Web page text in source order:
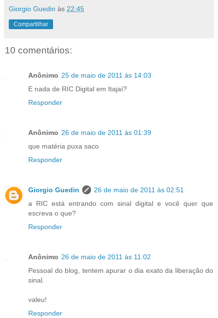
Giorgio Guedin às 22:45
Compartilhar
10 comentários:
Anônimo 25 de maio de 2011 às 14:03
E nada de RIC Digital em Itajaí?
Responder
Anônimo 26 de maio de 2011 às 01:39
que matéria puxa saco
Responder
Giorgio Guedin
26 de maio de 2011 às 02:51
a RIC está entrando com sinal digital e você quer que
escreva o que?
Responder
Anônimo 26 de maio de 2011 às 11:02
Pessoal do blog, tentem apurar o dia exato da liberação do
sinal.
valeu!
Responder